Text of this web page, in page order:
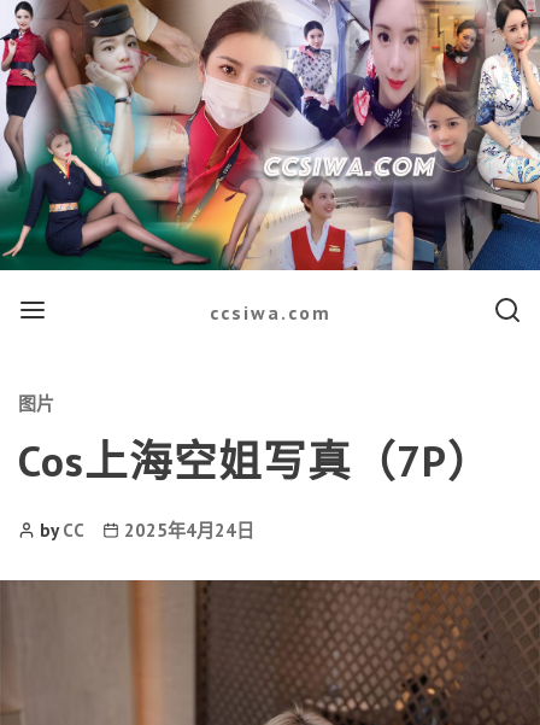
Menu ccsiwa.com Search
Categories
图片
Cos上海空姐写真（7P）
PostbyCC
Post2025年4月24日